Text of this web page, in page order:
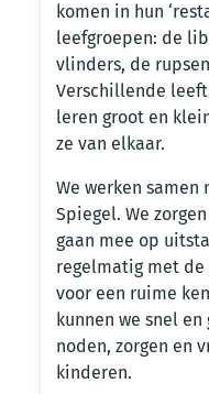
komen in hun
leefgroepen: de
vlinders, de
Verschillende
leren groot en
ze van elkaar.
We werken samen
Spiegel. We
gaan mee op
regelmatig met de
voor een ruime
kunnen we snel
noden, zorgen en
kinderen.